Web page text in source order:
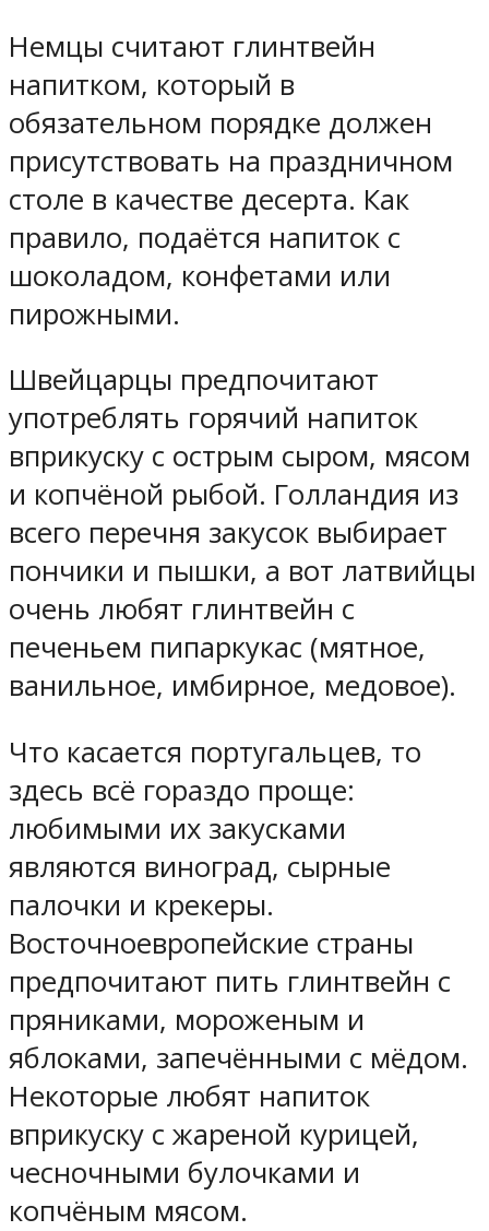
Немцы считают глинтвейн
напитком, который в
обязательном порядке должен
присутствовать на праздничном
столе в качестве десерта. Как
правило, подаётся напиток с
шоколадом, конфетами или
пирожными.
Швейцарцы предпочитают
употреблять горячий напиток
вприкуску с острым сыром, мясом
и копчёной рыбой. Голландия из
всего перечня закусок выбирает
пончики и пышки, а вот латвийцы
очень любят глинтвейн с
печеньем пипаркукас (мятное,
ванильное, имбирное, медовое).
Что касается португальцев, то
здесь всё гораздо проще:
любимыми их закусками
являются виноград, сырные
палочки и крекеры.
Восточноевропейские страны
предпочитают пить глинтвейн с
пряниками, мороженым и
яблоками, запечёнными с мёдом.
Некоторые любят напиток
вприкуску с жареной курицей,
чесночными булочками и
копчёным мясом.